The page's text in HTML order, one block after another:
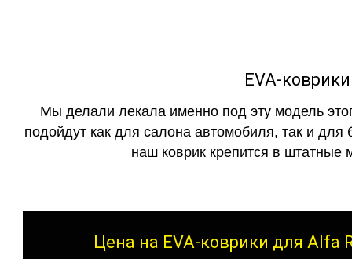
EVA-
Мы делали лекала именно под эту модель
подойдут как для салона автомобиля, так и для
наш коврик крепится в штатные
Цена на EVA-коврики для Alfa